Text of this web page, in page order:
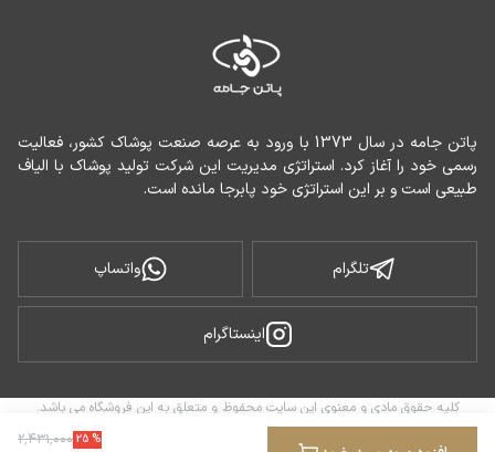
۲٬۴۳۱٬۰۰۰ 25 %
طبیعی است و بر این استراتژی خود پابرجا مانده است.
تلگرام واتساپ
اینستاگرام
کلیه حقوق مادی و معنوی این سایت محفوظ و متعلق به این فروشگاه می باشد.
ساخته شده توسط